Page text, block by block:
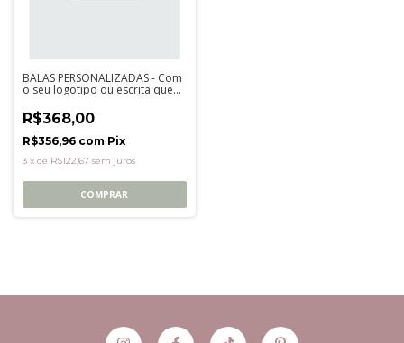
BALAS PERSONALIZADAS - Com
o seu logotipo ou escrita que
R$368,00
R$356,96 com Pix
3 x de R$122,67 sem juros
COMPRAR